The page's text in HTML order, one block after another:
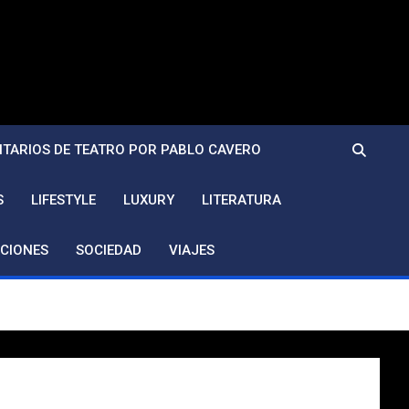
DE TEATRO POR PABLO CAVERO
LIFESTYLE LUXURY LITERATURA
SOCIEDAD VIAJES